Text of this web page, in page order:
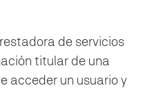
de servicios
titular de una
acceder un usuario y